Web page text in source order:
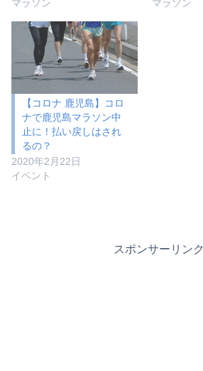
マラソン マラソン
【コロナ 鹿児島】コロ
ナで鹿児島マラソン中
止に！払い戻しはされ
るの？
2020年2月22日
イベント
スポンサーリンク